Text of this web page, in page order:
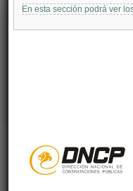
En esta sección podrá ver